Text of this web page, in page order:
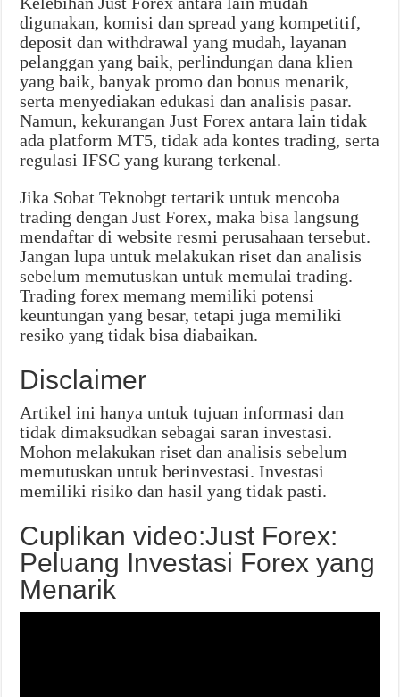
digunakan, komisi dan spread yang kompetitif,
deposit dan withdrawal yang mudah, layanan
pelanggan yang baik, perlindungan dana klien
yang baik, banyak promo dan bonus menarik,
serta menyediakan edukasi dan analisis pasar.
Namun, kekurangan Just Forex antara lain tidak
ada platform MT5, tidak ada kontes trading, serta
regulasi IFSC yang kurang terkenal.
Jika Sobat Teknobgt tertarik untuk mencoba
trading dengan Just Forex, maka bisa langsung
mendaftar di website resmi perusahaan tersebut.
Jangan lupa untuk melakukan riset dan analisis
sebelum memutuskan untuk memulai trading.
Trading forex memang memiliki potensi
keuntungan yang besar, tetapi juga memiliki
resiko yang tidak bisa diabaikan.
Disclaimer
Artikel ini hanya untuk tujuan informasi dan
tidak dimaksudkan sebagai saran investasi.
Mohon melakukan riset dan analisis sebelum
memutuskan untuk berinvestasi. Investasi
memiliki risiko dan hasil yang tidak pasti.
Cuplikan video:Just Forex:
Peluang Investasi Forex yang
Menarik